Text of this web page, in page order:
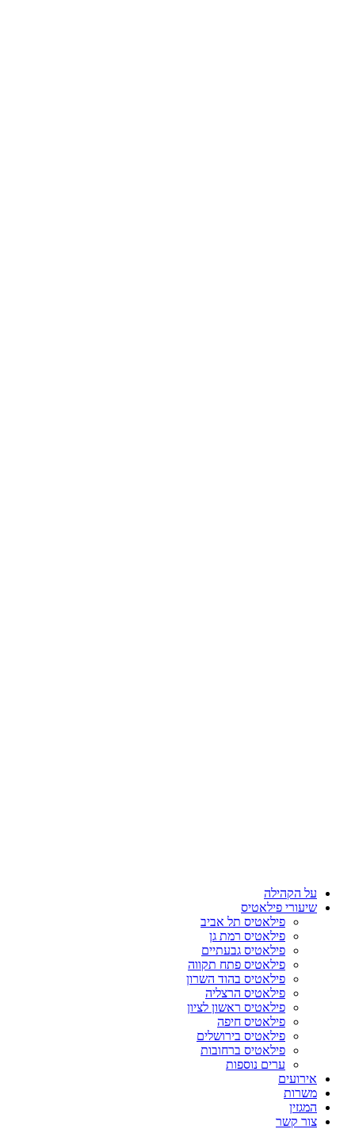
על הקהילה
שיעורי פילאטיס
פילאטיס תל אביב
פילאטיס רמת גן
פילאטיס גבעתיים
פילאטיס פתח תקווה
פילאטיס בהוד השרון
פילאטיס הרצליה
פילאטיס ראשון לציון
פילאטיס חיפה
פילאטיס בירושלים
פילאטיס ברחובות
ערים נוספות
אירועים
משרות
המגזין
צור קשר